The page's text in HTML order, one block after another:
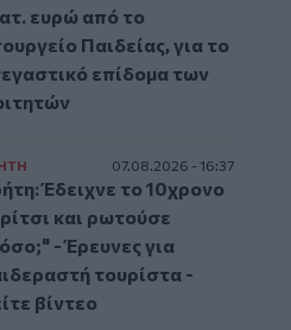
ευρώ από το
Παιδείας, για το
επίδομα των
07.08.2026 - 16:37
Έδειχνε το 10χρονο
και ρωτούσε
- Έρευνες για
τουρίστα -
βίντεο